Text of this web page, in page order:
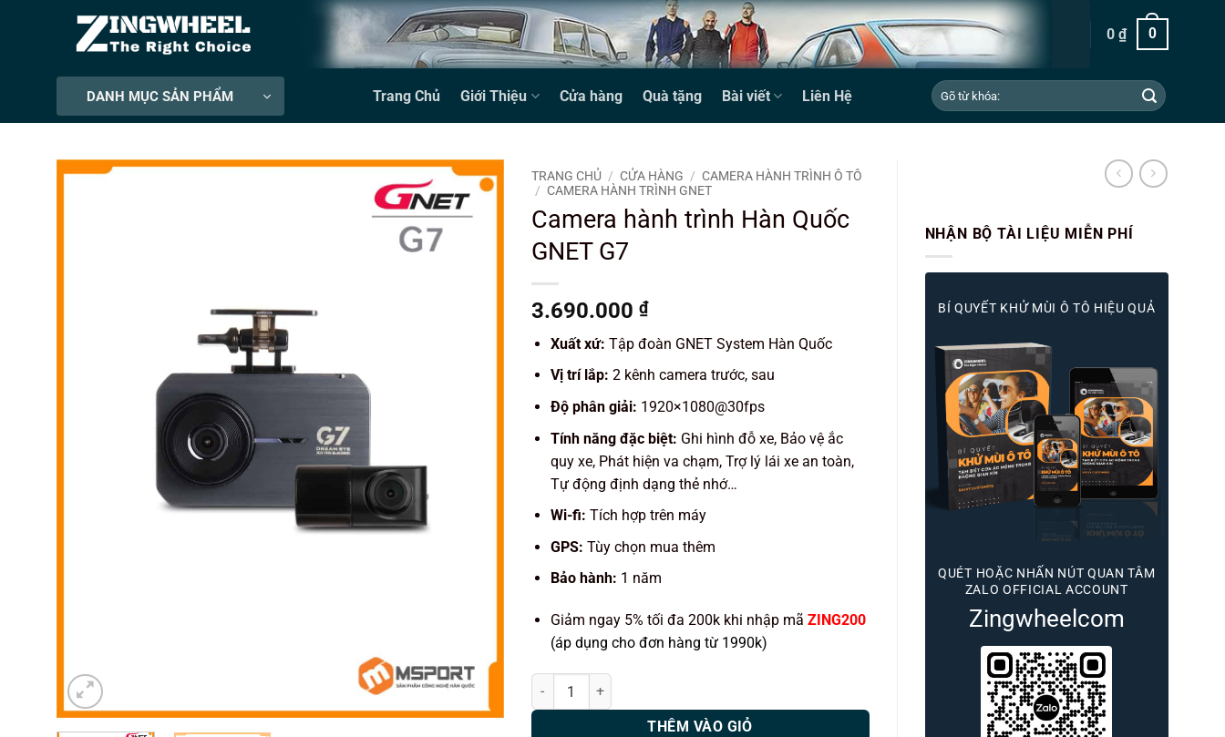
0₫ 0
DANH MỤC SẢN PHẨM Trang Chủ Giới Thiệu Cửa hàng Quà tặng Bài viết Liên Hệ
Tìm
kiếm:
TRANG CHỦ / CỬA HÀNG / CAMERA HÀNH TRÌNH Ô TÔ
/ CAMERA HÀNH TRÌNH GNET
Camera hành trình Hàn Quốc
GNET G7
3.690.000 ₫
Xuất xứ: Tập đoàn GNET System Hàn Quốc
Vị trí lắp: 2 kênh camera trước, sau
Độ phân giải: 1920×1080@30fps
Tính năng đặc biệt: Ghi hình đỗ xe, Bảo vệ ắc
quy xe, Phát hiện va chạm, Trợ lý lái xe an toàn,
Tự động định dạng thẻ nhớ…
Wi-fi: Tích hợp trên máy
GPS: Tùy chọn mua thêm
Bảo hành: 1 năm
Giảm ngay 5% tối đa 200k khi nhập mã ZING200
(áp dụng cho đơn hàng từ 1990k)
Camera hành trình Hàn Quốc GNET G7 số lượng
THÊM VÀO GIỎ
NHẬN BỘ TÀI LIỆU MIỄN PHÍ
BÍ QUYẾT KHỬ MÙI Ô TÔ HIỆU QUẢ
QUÉT HOẶC NHẤN NÚT QUAN TÂM
ZALO OFFICIAL ACCOUNT
Zingwheelcom